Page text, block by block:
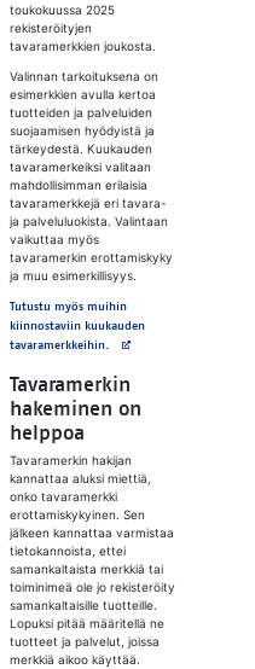
toukokuussa 2025
rekisteröityjen
tavaramerkkien joukosta.
Valinnan tarkoituksena on
esimerkkien avulla kertoa
tuotteiden ja palveluiden
suojaamisen hyödyistä ja
tärkeydestä. Kuukauden
tavaramerkeiksi valitaan
mahdollisimman erilaisia
tavaramerkkejä eri tavara-
ja palveluluokista. Valintaan
vaikuttaa myös
tavaramerkin erottamiskyky
ja muu esimerkillisyys.
Tutustu myös muihin
kiinnostaviin kuukauden
tavaramerkkeihin. Avautuu uuteen välilehteen
Tavaramerkin
hakeminen on
helppoa
Tavaramerkin hakijan
kannattaa aluksi miettiä,
onko tavaramerkki
erottamiskykyinen. Sen
jälkeen kannattaa varmistaa
tietokannoista, ettei
samankaltaista merkkiä tai
toiminimeä ole jo rekisteröity
samankaltaisille tuotteille.
Lopuksi pitää määritellä ne
tuotteet ja palvelut, joissa
merkkiä aikoo käyttää.